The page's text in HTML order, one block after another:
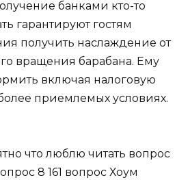
банками кто-то
гарантируют гостям
получить наслаждение от
вращения барабана. Ему
включая налоговую
приемлемых условиях.
что люблю читать вопрос
8 161 вопрос Хоум